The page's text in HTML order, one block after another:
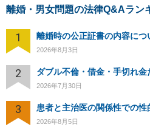
離婚・男女問題の法律Q&Aラン
1 離婚時の公正証書の内容につ
2026年8月3日
2
2026年7月30日
3 患者と主治医の関係性での
2026年8月5日